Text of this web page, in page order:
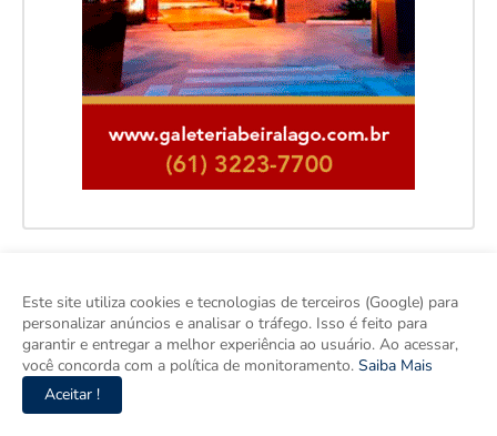
Facebook
Este site utiliza cookies e tecnologias de terceiros (Google) para
personalizar anúncios e analisar o tráfego. Isso é feito para
garantir e entregar a melhor experiência ao usuário. Ao acessar,
você concorda com a política de monitoramento. Saiba Mais
Aceitar !